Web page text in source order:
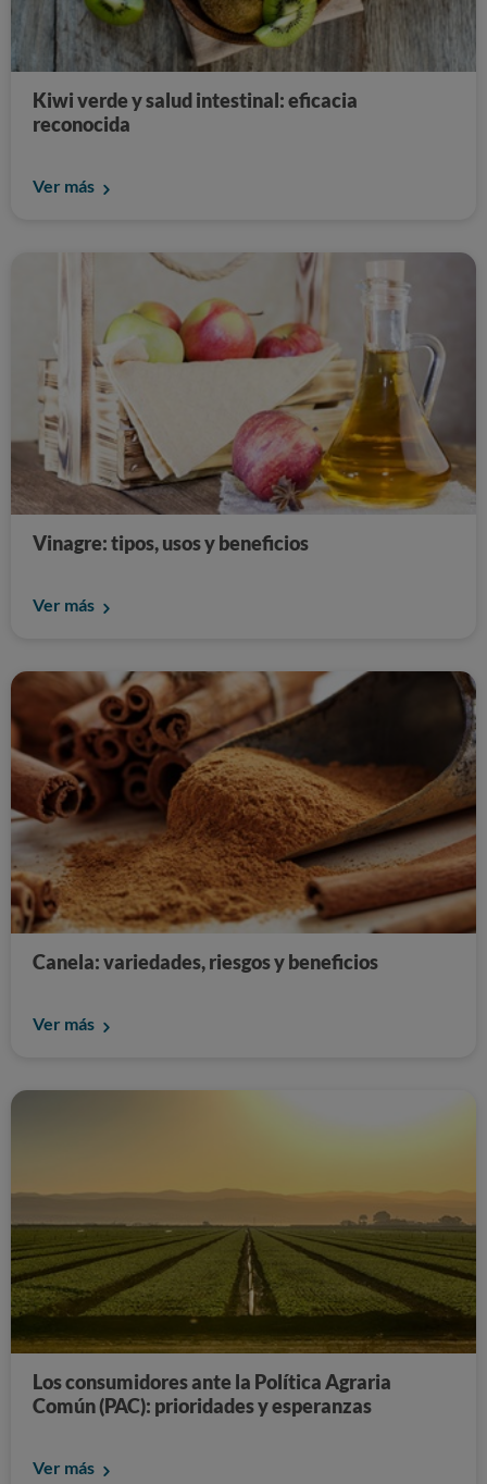
Kiwi verde y salud intestinal: eficacia
reconocida
Ver más
Vinagre: tipos, usos y beneficios
Ver más
Canela: variedades, riesgos y beneficios
Ver más
Los consumidores ante la Política Agraria
Común (PAC): prioridades y esperanzas
Ver más